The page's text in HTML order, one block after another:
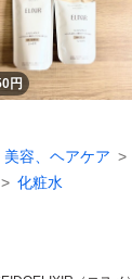
円
美容、ヘアケア
化粧水